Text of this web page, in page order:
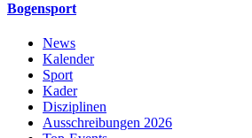
Bogensport
News
Kalender
Sport
Kader
Disziplinen
Ausschreibungen 2026